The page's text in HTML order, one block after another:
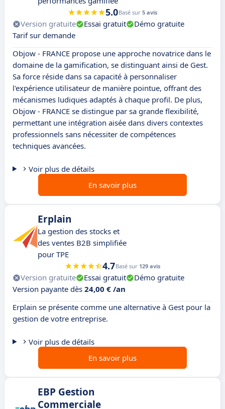
5.0Basé sur 5 avis
Version gratuite Essai gratuit
Démo gratuite
Tarif sur demande
Objow - FRANCE propose une approche novatrice dans le
domaine de la gamification, se distinguant ainsi de Gest.
Sa force réside dans sa capacité à personnaliser
l'expérience utilisateur de manière pointue, offrant des
mécanismes ludiques adaptés à chaque profil. De plus,
Objow - FRANCE se distingue par sa grande flexibilité,
permettant une intégration aisée dans divers contextes
professionnels sans nécessiter de compétences
techniques avancées.
Voir plus de détails
En savoir plus
Erplain
La gestion des stocks et
des ventes B2B simplifiée
pour TPE
4.7Basé sur 129 avis
Version gratuite Essai gratuit
Démo gratuite
Version payante dès 24,00 € /an
Erplain se présente comme une alternative à Gest pour la
gestion de votre entreprise.
Voir plus de détails
En savoir plus
EBP Gestion
Commerciale